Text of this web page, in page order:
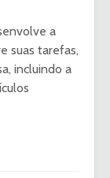
a
suas tarefas,
incluindo a